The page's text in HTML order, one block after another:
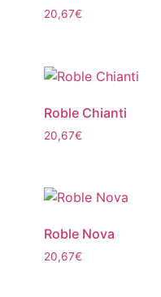
20,67€
Roble Chianti
20,67€
Roble Nova
20,67€